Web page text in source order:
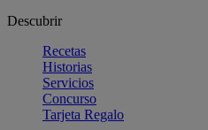
Descubrir
Recetas
Historias
Servicios
Concurso
Tarjeta Regalo